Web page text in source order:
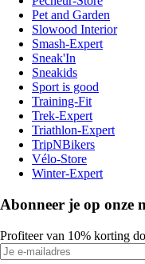
Pet and Garden
Slowood Interior
Smash-Expert
Sneak'In
Sneakids
Sport is good
Training-Fit
Trek-Expert
Triathlon-Expert
TripNBikers
Vélo-Store
Winter-Expert
Abonneer je op onze
Profiteer van 10% korting